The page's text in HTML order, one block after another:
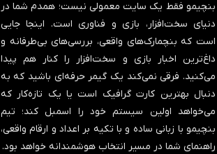
بنچیمو فقط یک سایت معمولی نیست؛ همدم شما در
دنیای سخت‌افزار، بازی و فناوری است. اینجا جایی
است که بنچمارک‌های واقعی، بررسی‌های بی‌طرفانه و
داغ‌ترین اخبار بازی و سخت‌افزار را کنار هم پیدا
می‌کنید. فرقی نمی‌کند یک گیمر حرفه‌ای باشید که به
دنبال بهترین کارت گرافیک است یا یک تازه‌کار که
می‌خواهد اولین سیستم خود را اسمبل کند؛ تیم
بنچیمو با زبانی ساده و با تکیه بر اعداد و ارقام واقعی،
راهنمای شما در مسیر انتخاب هوشمندانه خواهد بود.